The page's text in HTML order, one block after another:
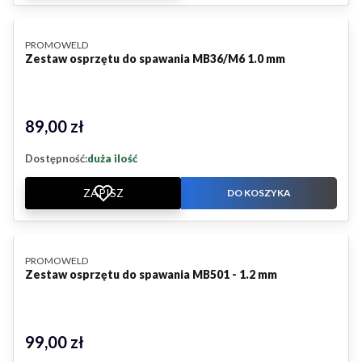
Zestaw osprzętu do spawania MB36/M6 1.0 mm
PRODUCENT
PROMOWELD
Cena
89,00 zł
Dostępność:duża ilość
ZAPISZ DO KOSZYKA
Zestaw osprzętu do spawania MB501 - 1.2 mm
PRODUCENT
PROMOWELD
Cena
99,00 zł